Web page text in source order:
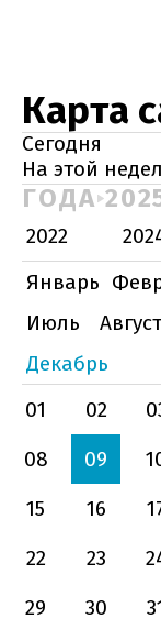
Карта
Сегодня
На этой
ГОДА
2022
Январь
Июль
Август
Декабрь
01
02
08
09
15
16
22
23
29
30